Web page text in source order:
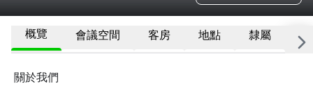
概覽 會議空間 客房 地點 隸屬 更
關於我們